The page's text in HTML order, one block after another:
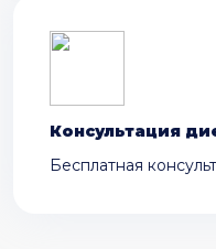
Консультация
Бесплатная